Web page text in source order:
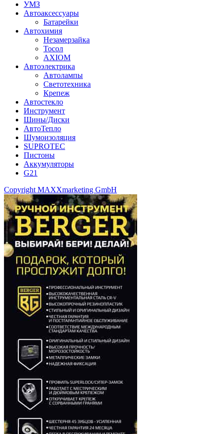
УМЗ
Автоаксессуары
Батарейки
Автохимия
Незамерзайка
Тосол
AXIOM
Автоэлектрика
Автолампы
Светотехника
Крепеж
Автостекло
Инструмент
Шины/Диски
АвтоТепло
Шумоизоляция
SUPROTEC
Пистоны
Аккумуляторы
G21
Copyright MAXXmarketing GmbH